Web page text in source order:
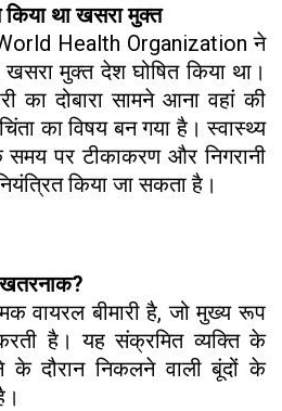
था खसरा मुक्त
Health Organization ने
खसरा मुक्त देश घोषित किया था।
का दोबारा सामने आना वहां की
का विषय बन गया है। स्वास्थ्य
समय पर टीकाकरण और निगरानी
किया जा सकता है।
वायरल बीमारी है, जो मुख्य रूप
है। यह संक्रमित व्यक्ति के
के दौरान निकलने वाली बूंदों के